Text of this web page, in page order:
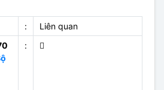
:
Liên quan
: